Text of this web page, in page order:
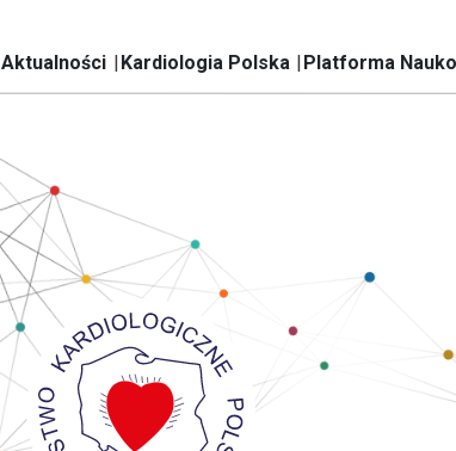
Aktualności Kardiologia Polska Platforma